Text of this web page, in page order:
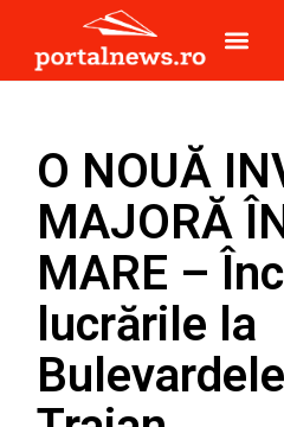
O NOUĂ
MAJORĂ
MARE –
lucrările la